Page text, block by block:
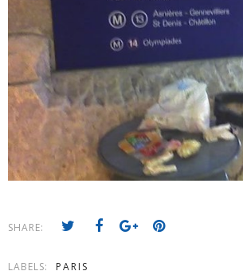
SHARE:
LABELS: PARIS